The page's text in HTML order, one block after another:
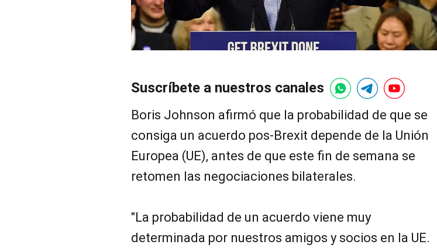
Suscríbete a nuestros canales
Boris Johnson afirmó que la probabilidad de que se
consiga un acuerdo pos-Brexit depende de la Unión
Europea (UE), antes de que este fin de semana se
retomen las negociaciones bilaterales.
"La probabilidad de un acuerdo viene muy
determinada por nuestros amigos y socios en la UE.